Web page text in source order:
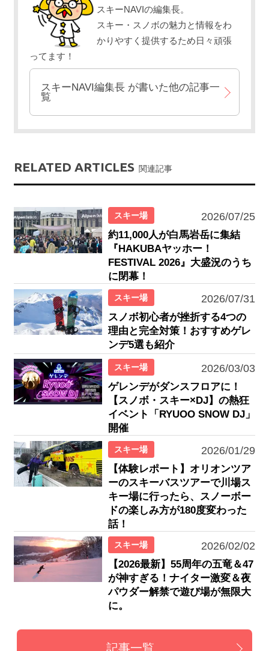
スキーNAVIの編集長。
スキー・スノボの魅力と情報をわ
かりやすく提供するため日々頑張
ってます！
スキーNAVI編集長 が書いた他の記事一
覧
RELATED ARTICLES 関連記事
スキー場 2026/07/25
約11,000人が白馬岩岳に集結
『HAKUBAヤッホー！
FESTIVAL 2026』大盛況のうち
に閉幕！
スキー場 2026/07/31
スノボ初心者が挫折する4つの
理由と完全対策！おすすめゲレ
ンデ5選も紹介
スキー場 2026/03/03
ゲレンデがダンスフロアに！
【スノボ・スキー×DJ】の熱狂
イベント「RYUOO SNOW DJ」
開催
スキー場 2026/01/29
【体験レポート】オリオンツア
ーのスキーバスツアーで川場ス
キー場に行ったら、スノーボー
ドの楽しみ方が180度変わった
話！
スキー場 2026/02/02
【2026最新】55周年の五竜＆47
が神すぎる！ナイター激変＆夜
パウダー解禁で遊び場が無限大
に。
記事一覧